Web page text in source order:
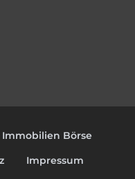
Immobilien Börse
Impressum